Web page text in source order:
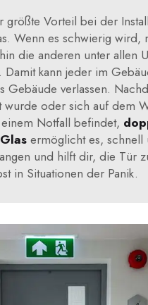
größte Vorteil bei der
Wenn es schwierig wird,
die anderen unter allen
Damit kann jeder im
Gebäude verlassen.
wurde oder sich auf dem
Notfall befindet,
ermöglicht es, schnell
und hilft dir, die Tür
in Situationen der Panik.